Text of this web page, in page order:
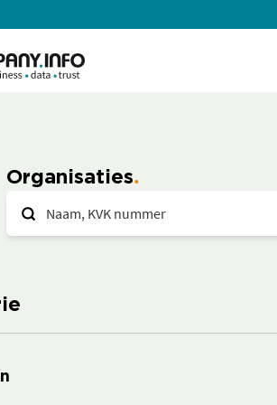
Organisaties